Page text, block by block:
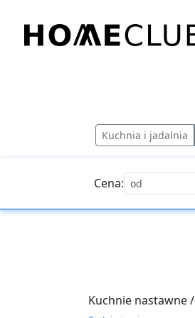
treści
Kuchnia i jadalnia
Cena:
Kuchnie nastawne /